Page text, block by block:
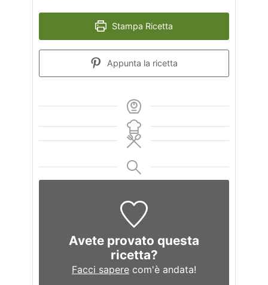
Stampa Ricetta
Appunta la ricetta
Avete provato questa
ricetta?
Facci sapere com'è andata!